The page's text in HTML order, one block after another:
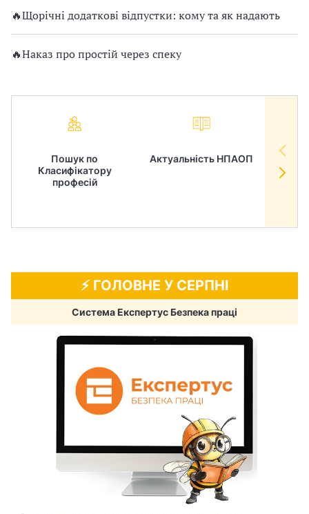
🔥Щорічні додаткові відпустки: кому та як надають
🔥Наказ про простій через спеку
Пошук по
Класифікатору
професій
Актуальність НПАОП
⚡️ ГОЛОВНЕ У СЕРПНІ
Система Експертус Безпека праці